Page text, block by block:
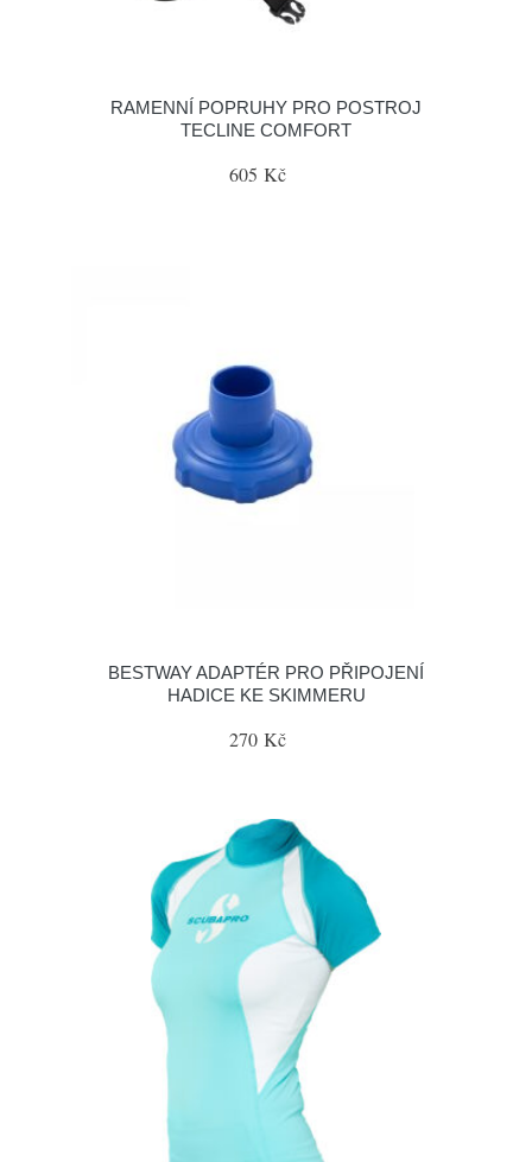
RAMENNÍ POPRUHY PRO POSTROJ
TECLINE COMFORT
605 Kč
BESTWAY ADAPTÉR PRO PŘIPOJENÍ
HADICE KE SKIMMERU
270 Kč